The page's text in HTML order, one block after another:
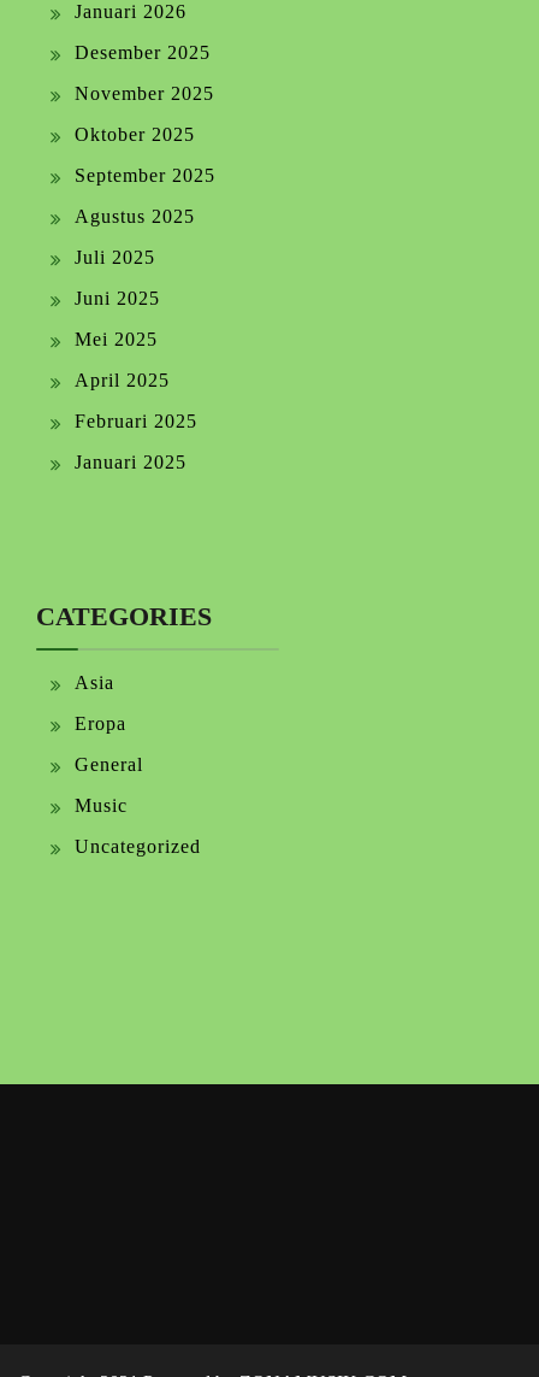
Januari 2026
Desember 2025
November 2025
Oktober 2025
September 2025
Agustus 2025
Juli 2025
Juni 2025
Mei 2025
April 2025
Februari 2025
Januari 2025
CATEGORIES
Asia
Eropa
General
Music
Uncategorized